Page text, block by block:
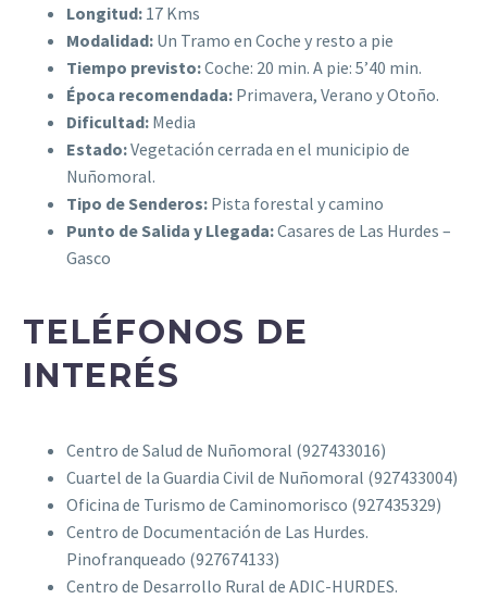
Longitud: 17 Kms
Modalidad: Un Tramo en Coche y resto a pie
Tiempo previsto:Coche: 20 min. A pie: 5’40 min.
Época recomendada: Primavera, Verano y Otoño.
Dificultad: Media
Estado:Vegetación cerrada en el municipio de
Nuñomoral.
Tipo de Senderos: Pista forestal y camino
Punto de Salida y Llegada:Casares de Las Hurdes –
Gasco
TELÉFONOS DE
INTERÉS
Centro de Salud de Nuñomoral (927433016)
Cuartel de la Guardia Civil de Nuñomoral (927433004)
Oficina de Turismo de Caminomorisco (927435329)
Centro de Documentación de Las Hurdes.
Pinofranqueado (927674133)
Centro de Desarrollo Rural de ADIC-HURDES.